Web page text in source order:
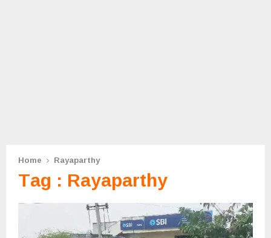
Home Rayaparthy
Tag : Rayaparthy